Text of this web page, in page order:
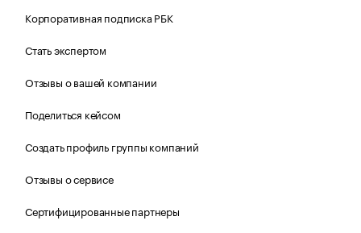
Корпоративная подписка РБК
Стать экспертом
Отзывы о вашей компании
Поделиться кейсом
Создать профиль группы компаний
Отзывы о сервисе
Сертифицированные партнеры